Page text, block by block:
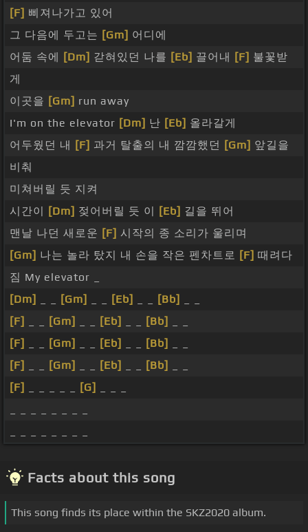
[F] 삐져나가고 있어
그 다음에 두고는 [Gm] 어디에
어둠 속에
[Dm] 갇혀있던 나를 [Eb] 끌어내 [F] 불꽃받
게
이곳을 [Gm] run away
I'm on the elevator [Dm] 난 [Eb] 올라갈게
어두웠던 내
[F] 과거 탈출의 내 깜깜했던 [Gm] 앞길을
비춰
미쳐버릴 듯 지켜
시간이
[Dm] 젖어버릴 듯 이 [Eb] 길을 뛰어
맨날 나던 새로운 [F] 시작의 종 소리가 울리며
[Gm] 나는 놀라 탔지 내 손을 작은 펜차트로 [F] 때려다
짐 My elevator _
[Dm]
[Gm] [Eb] [Bb]
[F]
[Gm] [Eb] [Bb]
[F]
[Gm] [Eb] [Bb]
[F]
[Gm] [Eb] [Bb]
[F]
[G]
Facts about this song
This song finds its place within the SKZ2020 album.